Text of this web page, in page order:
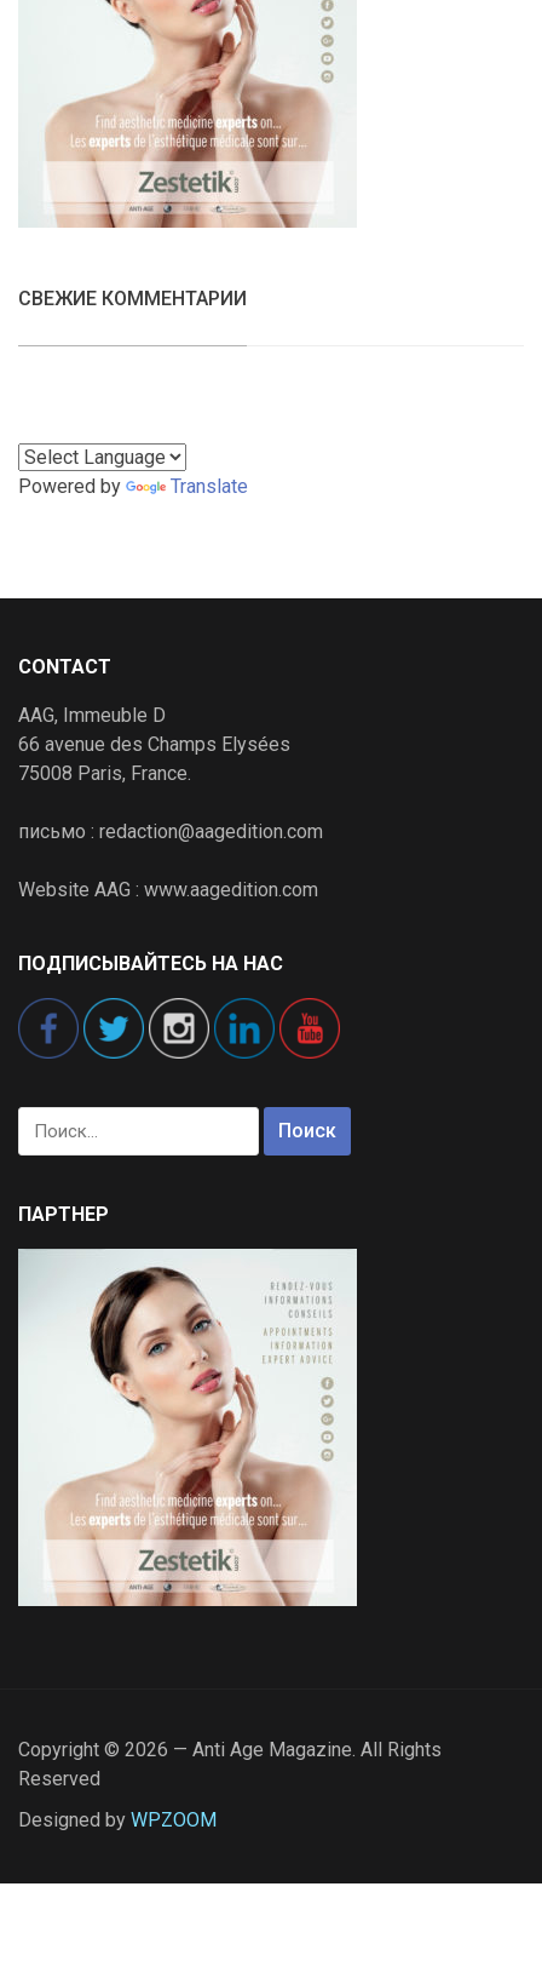
СВЕЖИЕ КОММЕНТАРИИ
Powered by Translate
CONTACT
AAG, Immeuble D
66 avenue des Champs Elysées
75008 Paris, France.
письмо : redaction@aagedition.com
Website AAG : www.aagedition.com
ПОДПИСЫВАЙТЕСЬ НА НАС
Найти:
ПАРТНЕР
Copyright © 2026 — Anti Age Magazine. All Rights
Reserved
Designed by WPZOOM